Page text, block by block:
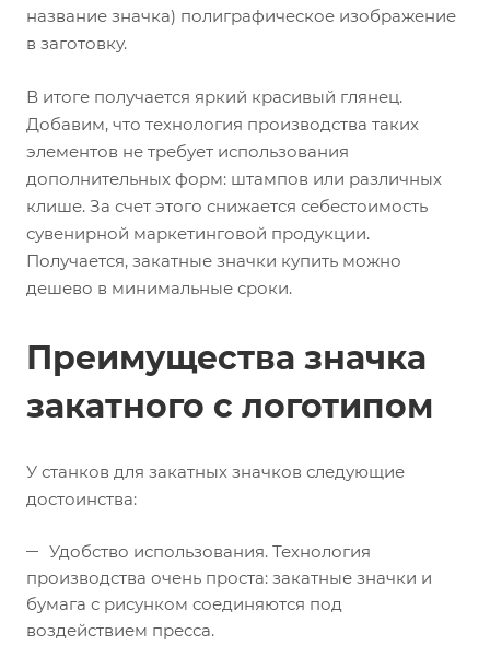
название значка) полиграфическое изображение
в заготовку.
В итоге получается яркий красивый глянец.
Добавим, что технология производства таких
элементов не требует использования
дополнительных форм: штампов или различных
клише. За счет этого снижается себестоимость
сувенирной маркетинговой продукции.
Получается, закатные значки купить можно
дешево в минимальные сроки.
Преимущества значка
закатного с логотипом
У станков для закатных значков следующие
достоинства:
Удобство использования. Технология
производства очень проста: закатные значки и
бумага с рисунком соединяются под
воздействием пресса.